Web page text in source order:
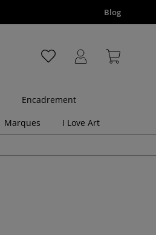
Blog
Encadrement
Marques I Love Art